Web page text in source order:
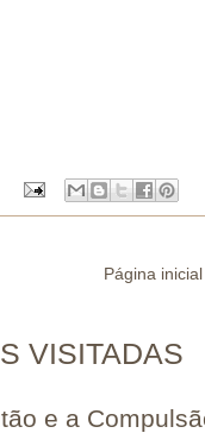
Página inicial
VISITADAS
e a